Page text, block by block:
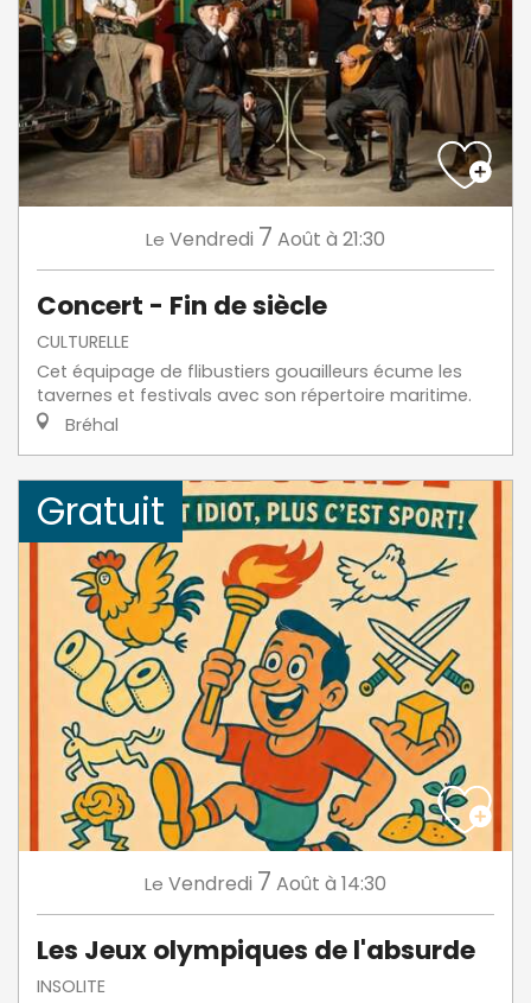
Le Vendredi 7 Août à 21:30
Concert - Fin de siècle
CULTURELLE
Cet équipage de flibustiers gouailleurs écume les
tavernes et festivals avec son répertoire maritime.
Bréhal
Gratuit
Le Vendredi 7 Août à 14:30
Les Jeux olympiques de l'absurde
INSOLITE